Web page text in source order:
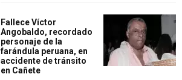
Fallece Víctor
Angobaldo, recordado
personaje de la
farándula peruana, en
accidente de tránsito
en Cañete